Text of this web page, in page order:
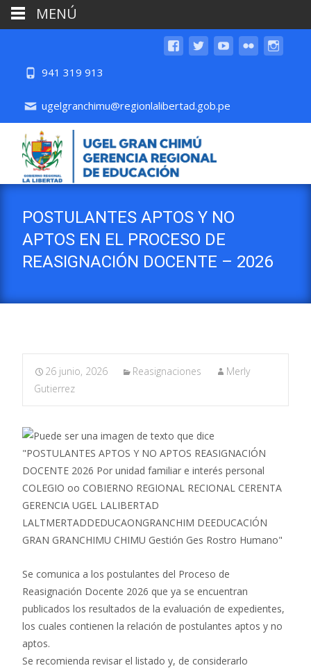
941 319 913
ugelgranchimu@regionlalibertad.gob.pe
POSTULANTES APTOS Y NO
APTOS EN EL PROCESO DE
REASIGNACIÓN DOCENTE – 2026
26 junio, 2026 Reasignaciones
Merly
Gutierrez
Se comunica a los postulantes del Proceso de
Reasignación Docente 2026 que ya se encuentran
publicados los resultados de la evaluación de expedientes,
los cuales contienen la relación de postulantes aptos y no
aptos.
Se recomienda revisar el listado y, de considerarlo
MENÚ